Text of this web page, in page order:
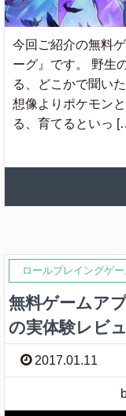
今回ご紹介の無料
ーグ』です。 野生
る、どこかで聞い
想像よりポケモン
る、育てるといっ
ロールプレイングゲー
無料ゲームア
の実体験レビ
2017.01.11